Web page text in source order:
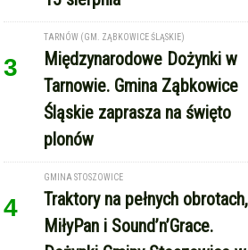
3
Międzynarodowe Dożynki w
Tarnowie. Gmina Ząbkowice
Śląskie zaprasza na święto
plonów
4
GMINA STOSZOWICE
Traktory na pełnych obrotach,
MiłyPan i Sound’n’Grace.
Dożynki Gminy Stoszowice w
Srebrnej Górze